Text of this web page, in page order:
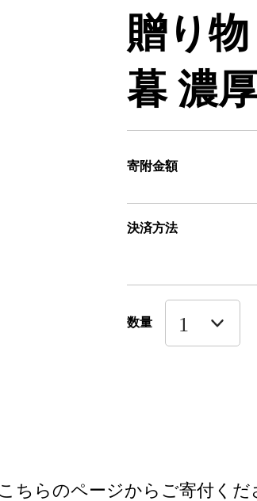
贈り
暮 濃
寄附金額
決済方法
数量
ちらのページからご寄付くだ